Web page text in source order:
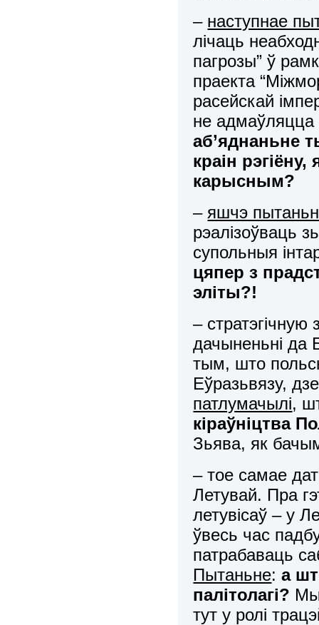
– наступнае
лічаць
пагрозы” ў
праекта
расейскай
не адмаўляцца
аб’яднаньне
краін
карысным?
– яшчэ
рэалізоўваць
супольныя
цяпер з
эліты?!
– стратэгічную
дачыненьні да
тым, што
Еўразьвязу,
патлумачылі,
кіраўніцтва
Зьява, як
– тое самае
Летувай. Пра
летувісаў – у
ўвесь час
патрабаваць
Пытаньне:а
палітолагі? Мы
тут у ролі